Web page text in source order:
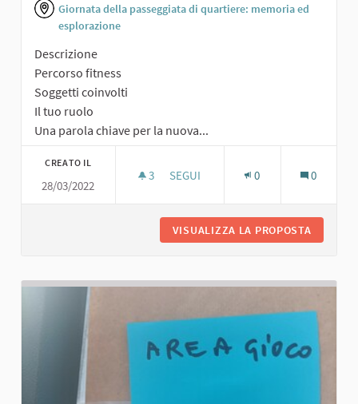
Giornata della passeggiata di quartiere: memoria ed
esplorazione
Descrizione
Percorso fitness
Soggetti coinvolti
Il tuo ruolo
Una parola chiave per la nuova...
CREATO IL
28/03/2022
3 3 SOSTENITORI
SEGUI 0 0
VISUALIZZA LA PROPOSTA